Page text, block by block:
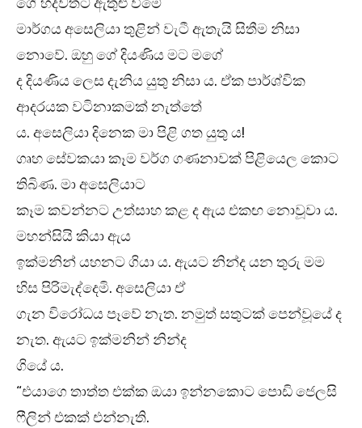
මාර්ගය අසෙලියා තුළින් වැටී ඇතැයි සිතීම නිසා
නොවේ. ඔහු ගේ දියණිය මට මගේ
ද දියණිය ලෙස දැනිය යුතු නිසා ය. ඒක පාර්ශ්වික
ආදරයක වටිනාකමක් නැත්තේ
ය. අසෙලියා දිනෙක මා පිළි ගත යුතු ය!
ගෘහ සේවකයා කෑම වර්ග ගණනාවක් පිළියෙල කොට
තිබිණ. මා අසෙලියාට
කෑම කවන්නට උත්සාහ කළ ද ඇය එකඟ නොවූවා ය.
මහන්සියි කියා ඇය
ඉක්මනින් යහනට ගියා ය. ඇයට නින්ද යන තුරු මම
හිස පිරිමැද්දෙමි. අසෙලියා ඒ
ගැන විරෝධය පෑවේ නැත. නමුත් සතුටක් පෙන්වූයේ ද
නැත. ඇයට ඉක්මනින් නින්ද
ගියේ ය.
“එයාගෙ තාත්ත එක්ක ඔයා ඉන්නකොට පොඩි ජෙලසි
ෆීලින් එකක් එන්නැති.